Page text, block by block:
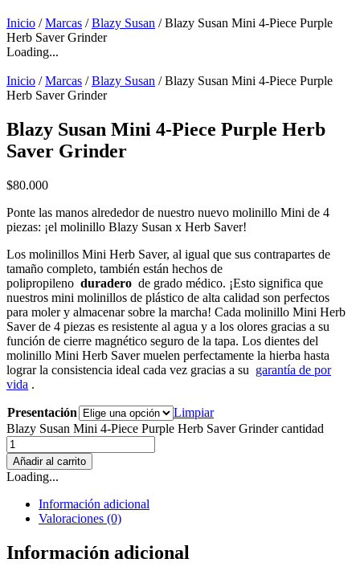
Inicio /Marcas /Blazy Susan / Blazy Susan Mini 4-Piece Purple
Herb Saver Grinder
Loading...
Inicio /Marcas /Blazy Susan / Blazy Susan Mini 4-Piece Purple
Herb Saver Grinder
Blazy Susan Mini 4-Piece Purple Herb
Saver Grinder
$80.000
Ponte las manos alrededor de nuestro nuevo molinillo Mini de 4
piezas: ¡el molinillo Blazy Susan x Herb Saver!
Los molinillos Mini Herb Saver, al igual que sus contrapartes de
tamaño completo, también están hechos de
polipropileno duradero de grado médico. ¡Esto significa que
nuestros mini molinillos de plástico de alta calidad son perfectos
para moler y almacenar sobre la marcha! Cada molinillo Mini Herb
Saver de 4 piezas es resistente al agua y a los olores gracias a su
función de cierre magnético seguro de la tapa. Los dientes del
molinillo Mini Herb Saver muelen perfectamente la hierba hasta
lograr la consistencia ideal cada vez gracias a su garantía de por
vida .
Presentación
Limpiar
Blazy Susan Mini 4-Piece Purple Herb Saver Grinder cantidad
Añadir al carrito
Loading...
Información adicional
Valoraciones (0)
Información adicional